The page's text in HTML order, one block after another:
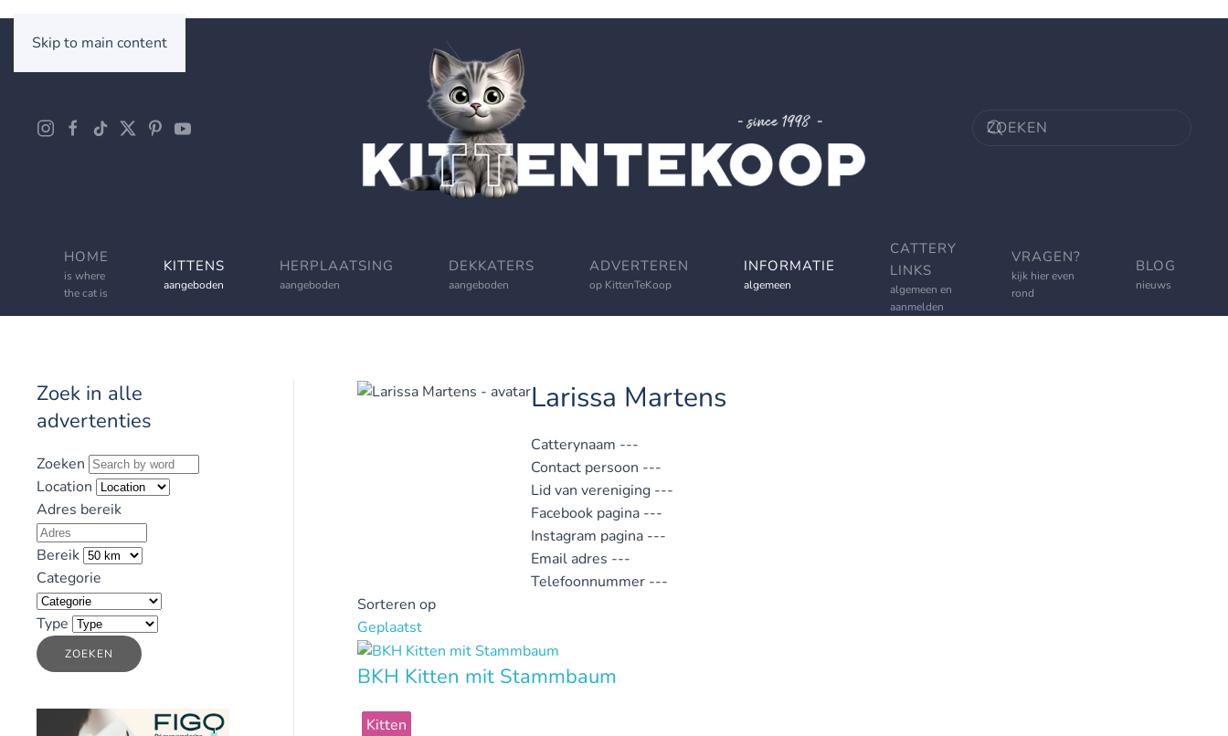
Skip to main content
HOME
is where
the cat is
KITTENS
aangeboden
HERPLAATSING
aangeboden
DEKKATERS
aangeboden
ADVERTEREN
op KittenTeKoop
INFORMATIE
algemeen
CATTERY
LINKS
algemeen en
aanmelden
VRAGEN?
kijk hier even
rond
BLOG
nieuws
Larissa Martens
Catterynaam ---
Contact persoon ---
Lid van vereniging ---
Facebook pagina ---
Instagram pagina ---
Email adres ---
Telefoonnummer ---
Sorteren op
Geplaatst
BKH Kitten mit Stammbaum
Kitten
Zoek in alle
advertenties
Zoeken
Location
Adres bereik
Bereik
Categorie
Type
ZOEKEN